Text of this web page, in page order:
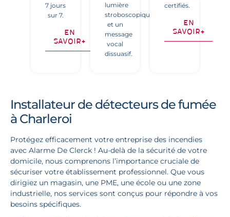
7 jours
sur 7.
En
savoir+
lumière
stroboscopique
et un
message
vocal
dissuasif.
certifiés.
En
savoir+
Installateur de détecteurs de fumée
à Charleroi
Protégez efficacement votre entreprise des incendies
avec Alarme De Clerck ! Au-delà de la sécurité de votre
domicile, nous comprenons l’importance cruciale de
sécuriser votre établissement professionnel. Que vous
dirigiez un magasin, une PME, une école ou une zone
industrielle, nos services sont conçus pour répondre à vos
besoins spécifiques.